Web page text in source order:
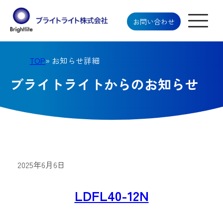
お問い合わせ
TOP» お知らせ詳細
ブライトライトからのお知らせ
2025年6月6日
LDFL40-12N